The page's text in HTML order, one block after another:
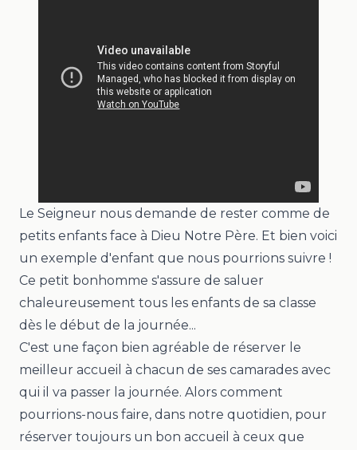
Le Seigneur nous demande de rester comme de
petits enfants face à Dieu Notre Père. Et bien voici
un exemple d'enfant que nous pourrions suivre !
Ce petit bonhomme s'assure de saluer
chaleureusement tous les enfants de sa classe
dès le début de la journée...
C'est une façon bien agréable de réserver le
meilleur accueil à chacun de ses camarades avec
qui il va passer la journée. Alors comment
pourrions-nous faire, dans notre quotidien, pour
réserver toujours un bon accueil à ceux que